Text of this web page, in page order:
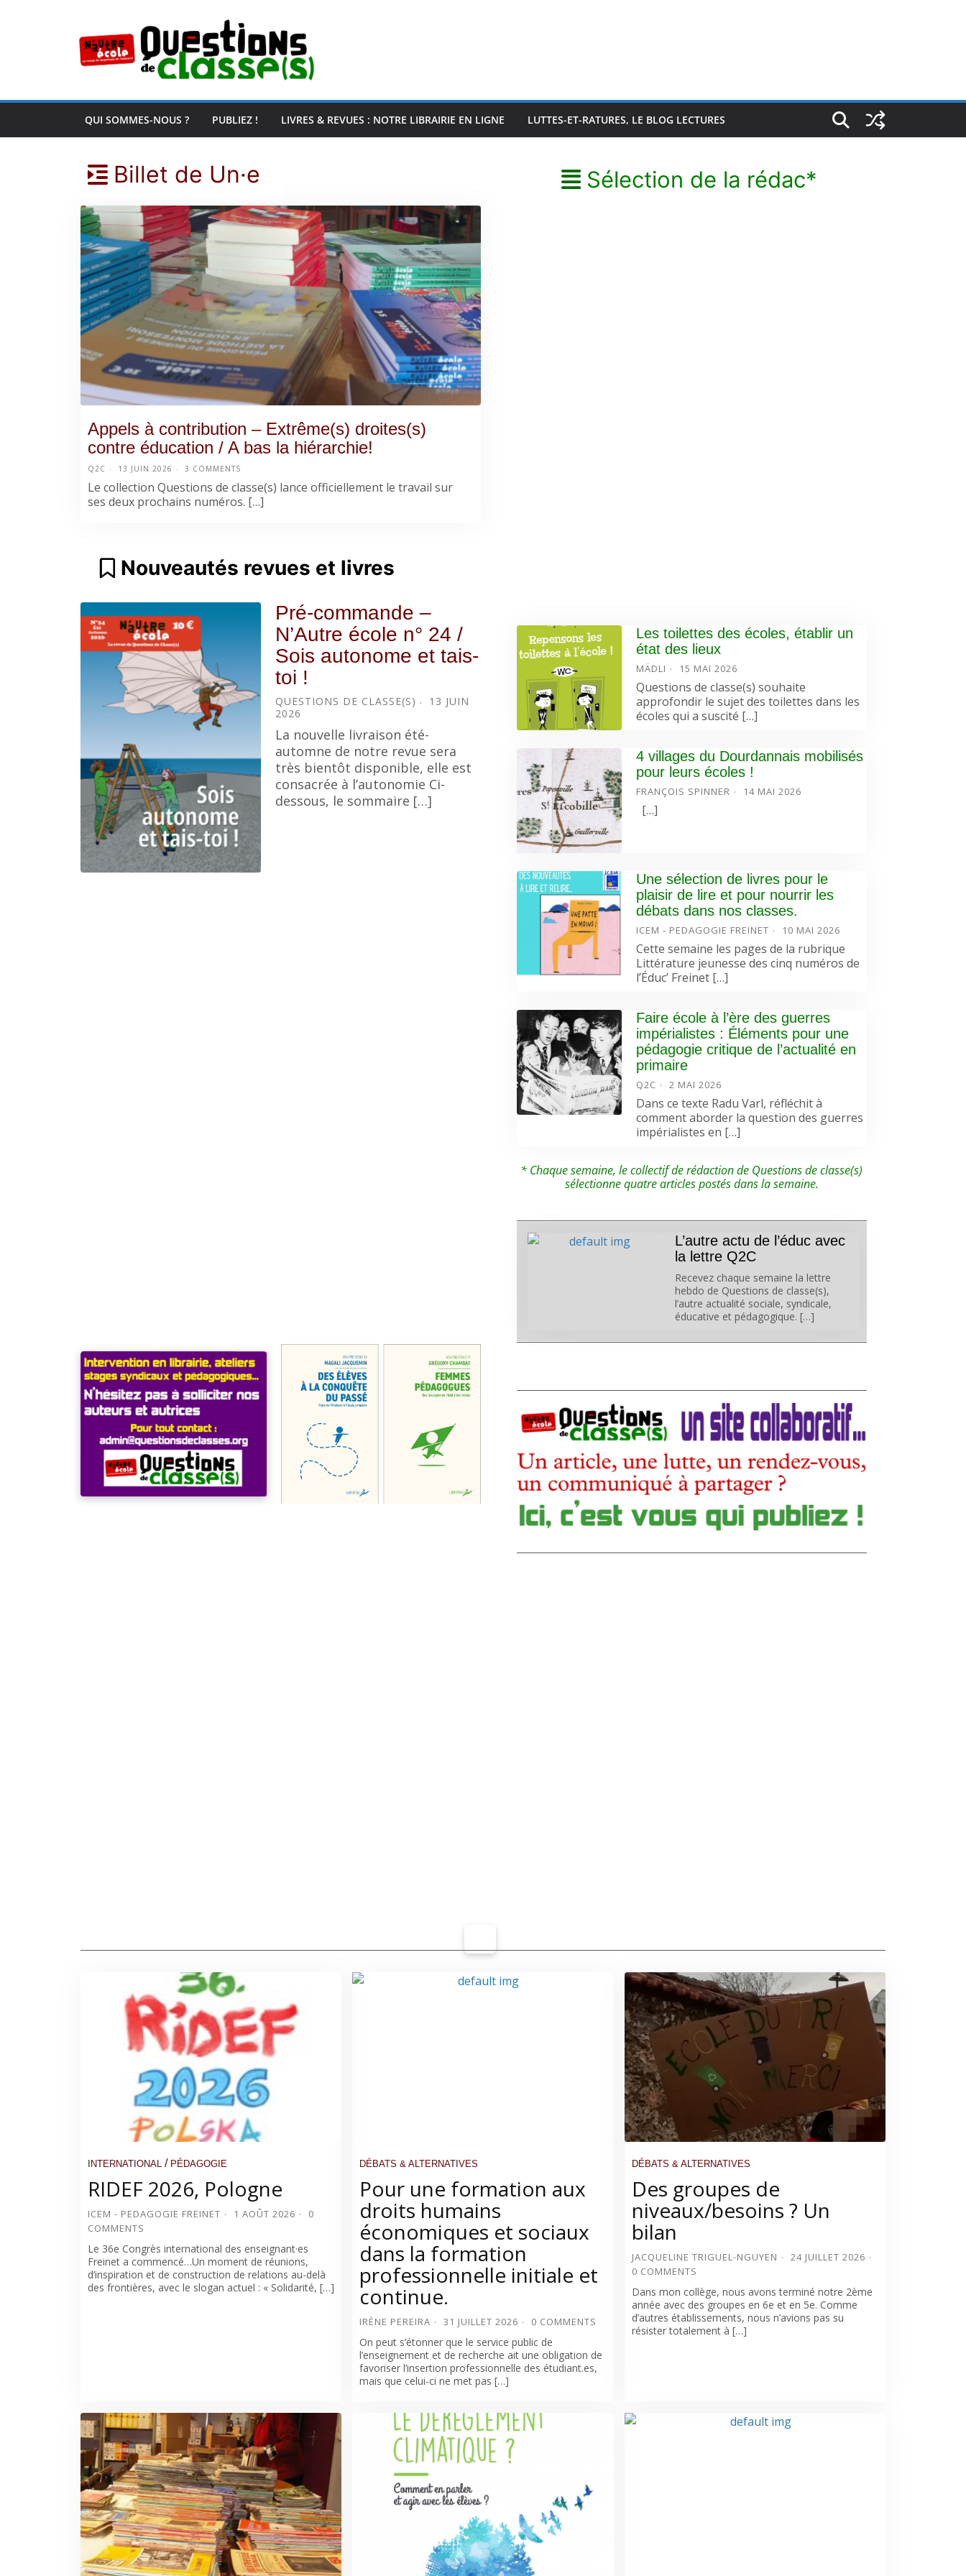
QUI SOMMES-NOUS ? PUBLIEZ ! LIVRES & REVUES : NOTRE LIBRAIRIE EN LIGNE LUTTES-ET-RATURES, LE BLOG LECTURES
Billet de Un·e
Appels à contribution – Extrême(s) droites(s)
contre éducation / A bas la hiérarchie!
Q2C 13 JUIN 2026 3 COMMENTS
Le collection Questions de classe(s) lance officiellement le travail sur
ses deux prochains numéros. […]
Nouveautés revues et livres
Pré-commande –
N’Autre école n° 24 /
Sois autonome et tais-
toi !
QUESTIONS DE CLASSE(S)
13 JUIN
2026
La nouvelle livraison été-
automne de notre revue sera
très bientôt disponible, elle est
consacrée à l’autonomie Ci-
dessous, le sommaire […]
Sélection de la rédac*
Les toilettes des écoles, établir un
état des lieux
MÄDLI 15 MAI 2026
Questions de classe(s) souhaite
approfondir le sujet des toilettes dans les
écoles qui a suscité […]
4 villages du Dourdannais mobilisés
pour leurs écoles !
FRANÇOIS SPINNER 14 MAI 2026
[…]
Une sélection de livres pour le
plaisir de lire et pour nourrir les
débats dans nos classes.
ICEM - PEDAGOGIE FREINET 10 MAI 2026
Cette semaine les pages de la rubrique
Littérature jeunesse des cinq numéros de
l’Éduc’ Freinet […]
Faire école à l’ère des guerres
impérialistes : Éléments pour une
pédagogie critique de l’actualité en
primaire
Q2C 2 MAI 2026
Dans ce texte Radu Varl, réfléchit à
comment aborder la question des guerres
impérialistes en […]
* Chaque semaine, le collectif de rédaction de Questions de classe(s)
sélectionne quatre articles postés dans la semaine.
L’autre actu de l’éduc avec
la lettre Q2C
Recevez chaque semaine la lettre
hebdo de Questions de classe(s),
l’autre actualité sociale, syndicale,
éducative et pédagogique. […]
INTERNATIONAL / PÉDAGOGIE
RIDEF 2026, Pologne
ICEM - PEDAGOGIE FREINET 1 AOÛT 2026
0
COMMENTS
Le 36e Congrès international des enseignant·es
Freinet a commencé…Un moment de réunions,
d’inspiration et de construction de relations au-delà
des frontières, avec le slogan actuel : « Solidarité, […]
DÉBATS & ALTERNATIVES
Pour une formation aux
droits humains
économiques et sociaux
dans la formation
professionnelle initiale et
continue.
IRÈNE PEREIRA 31 JUILLET 2026 0 COMMENTS
On peut s’étonner que le service public de
l’enseignement et de recherche ait une obligation de
favoriser l’insertion professionnelle des étudiant.es,
mais que celui-ci ne met pas […]
DÉBATS & ALTERNATIVES
Des groupes de
niveaux/besoins ? Un
bilan
JACQUELINE TRIGUEL-NGUYEN
24 JUILLET 2026
0 COMMENTS
Dans mon collège, nous avons terminé notre 2ème
année avec des groupes en 6e et en 5e. Comme
d’autres établissements, nous n’avions pas su
résister totalement à […]